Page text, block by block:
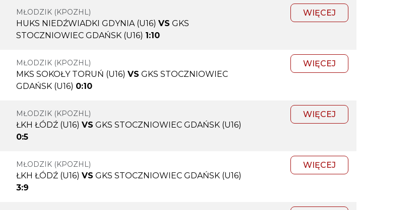
MŁODZIK (KPOZHL)
HUKS NIEDŹWIADKI GDYNIA (U16) VS GKS
STOCZNIOWIEC GDAŃSK (U16) 1:10
WIĘCEJ
MŁODZIK (KPOZHL)
MKS SOKOŁY TORUŃ (U16) VS GKS STOCZNIOWIEC
GDAŃSK (U16) 0:10
WIĘCEJ
MŁODZIK (KPOZHL)
ŁKH ŁÓDŹ (U16) VS GKS STOCZNIOWIEC GDAŃSK (U16)
0:5
WIĘCEJ
MŁODZIK (KPOZHL)
ŁKH ŁÓDŹ (U16) VS GKS STOCZNIOWIEC GDAŃSK (U16)
3:9
WIĘCEJ